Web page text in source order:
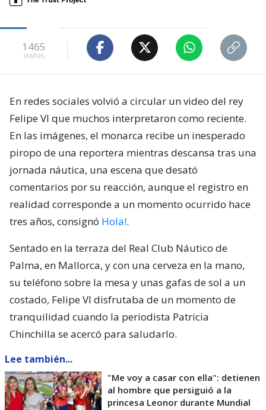
1465
visitas
En redes sociales volvió a circular un video del rey
Felipe VI que muchos interpretaron como reciente.
En las imágenes, el monarca recibe un inesperado
piropo de una reportera mientras descansa tras una
jornada náutica, una escena que desató
comentarios por su reacción, aunque el registro en
realidad corresponde a un momento ocurrido hace
tres años, consignó Hola!.
Sentado en la terraza del Real Club Náutico de
Palma, en Mallorca, y con una cerveza en la mano,
su teléfono sobre la mesa y unas gafas de sol a un
costado, Felipe VI disfrutaba de un momento de
tranquilidad cuando la periodista Patricia
Chinchilla se acercó para saludarlo.
Lee también...
"Me voy a casar con ella": detienen
al hombre que persiguió a la
princesa Leonor durante Mundial